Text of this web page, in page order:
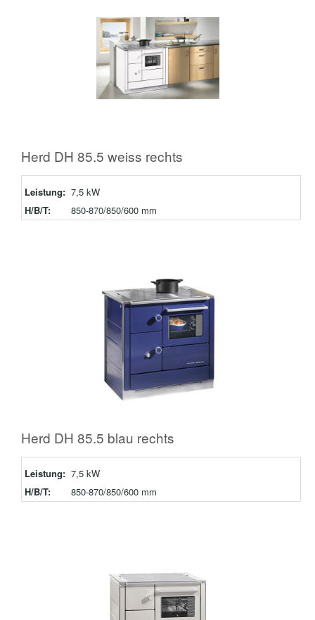
Herd DH 85.5 weiss rechts
Leistung: 7,5 kW
H/B/T:
850-870/850/600 mm
Herd DH 85.5 blau rechts
Leistung: 7,5 kW
H/B/T:
850-870/850/600 mm